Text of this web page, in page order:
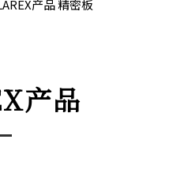
产品 精密板
产品